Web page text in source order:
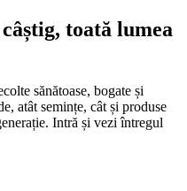
toată lumea
sănătoase, bogate și
atât semințe, cât și produse
Intră și vezi întregul